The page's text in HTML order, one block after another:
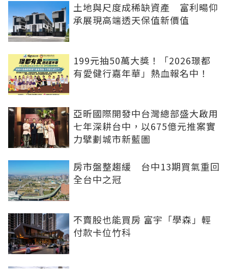
土地與尺度成稀缺資產 富利暘仰
承展現高端透天保值新價值
199元抽50萬大獎！「2026璟都
有愛健行嘉年華」熱血報名中！
亞昕國際開發中台灣總部盛大啟用
七年深耕台中，以675億元推案實
力擘劃城市新藍圖
房市盤整趨緩 台中13期買氣重回
全台中之冠
不賣股也能買房 富宇「學森」輕
付款卡位竹科